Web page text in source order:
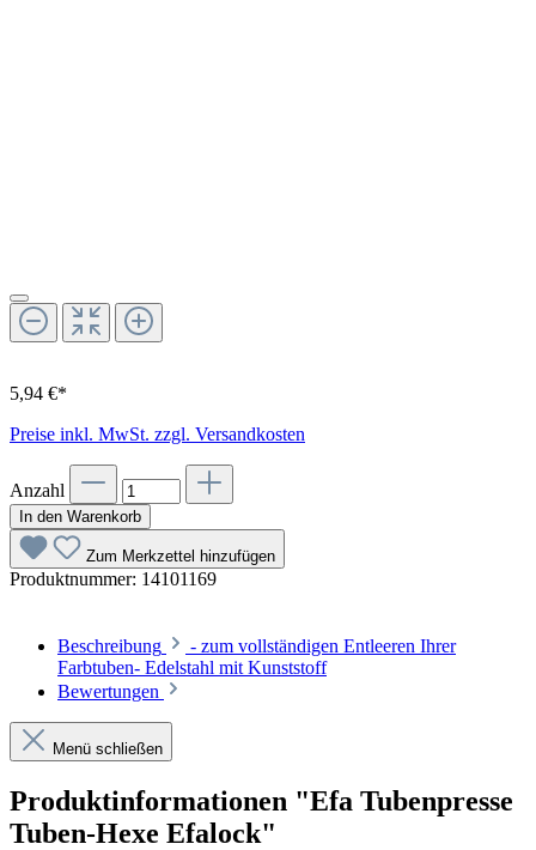
5,94 €*
Preise inkl. MwSt. zzgl. Versandkosten
Anzahl
In den Warenkorb
Zum Merkzettel hinzufügen
Produktnummer: 14101169
Beschreibung
- zum vollständigen Entleeren Ihrer
Farbtuben- Edelstahl mit Kunststoff
Bewertungen
Menü schließen
Produktinformationen "Efa Tubenpresse
Tuben-Hexe Efalock"